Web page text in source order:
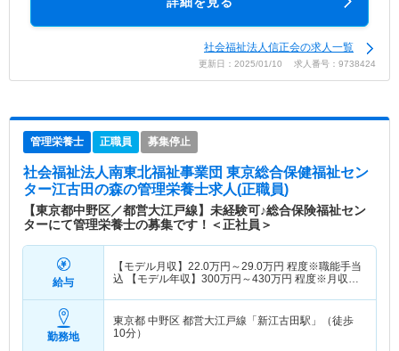
社会福祉法人信正会の求人一覧
更新日：2025/01/10 求人番号：9738424
管理栄養士 正職員 募集停止
社会福祉法人南東北福祉事業団 東京総合保健福祉セン
ター江古田の森の管理栄養士求人(正職員)
【東京都中野区／都営大江戸線】未経験可♪総合保険福祉セン
ターにて管理栄養士の募集です！＜正社員＞
給与
【モデル月収】 22.0万円～29.0万円 程度※職能手当
込 【モデル年収】 300万円～430万円 程度※月収
勤務地
東京都 中野区 都営大江戸線「新江古田駅」（徒歩
10分）